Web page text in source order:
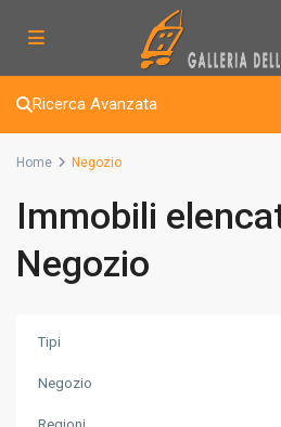
Ricerca Avanzata
Home Negozio
Immobili
Negozio
Tipi
Negozio